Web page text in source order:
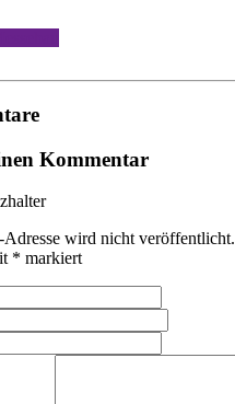
Kommentar
wird nicht veröffentlicht.
* markiert